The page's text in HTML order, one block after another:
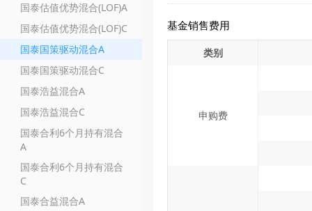
国泰估值优势混合(LOF)A
国泰估值优势混合(LOF)C
国泰国策驱动混合A
国泰国策驱动混合C
国泰浩益混合A
国泰浩益混合C
国泰合利6个月持有混合
A
国泰合利6个月持有混合
C
国泰合益混合A
基金销售费用
类别
申购费